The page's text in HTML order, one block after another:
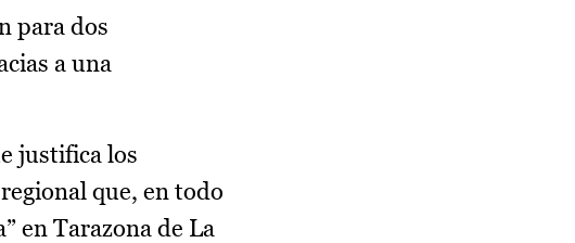
para dos
a una
justifica los
que, en todo
en Tarazona de La